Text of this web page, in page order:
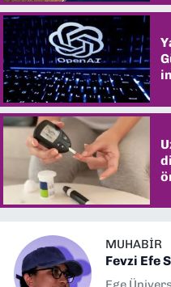
MUHABIR
Fevzi Efe